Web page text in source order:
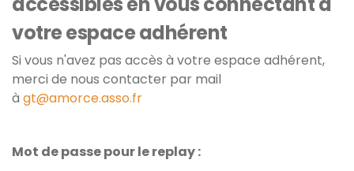
votre espace adhérent
Si vous n'avez pas accès à votre espace adhérent,
merci de nous contacter par mail
à gt@amorce.asso.fr
Mot de passe pour le replay :